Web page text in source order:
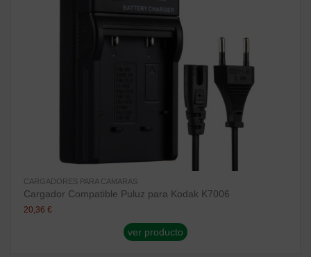
CARGADORES PARA CAMARAS
Cargador Compatible Puluz para Kodak K7006
20,36 €
ver producto